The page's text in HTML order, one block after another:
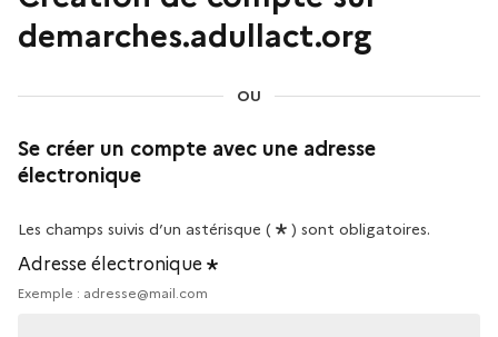
demarches.adullact.org
OU
Se créer un compte avec une adresse
électronique
Les champs suivis d’un astérisque ( ) sont obligatoires.
Adresse électronique
Exemple : adresse@mail.com